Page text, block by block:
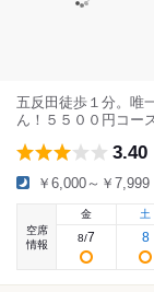
五反田徒歩１分。唯
ん！５５００円コー
3.40
￥6,000～￥7,999
空席
情報
金
8/7
土
8